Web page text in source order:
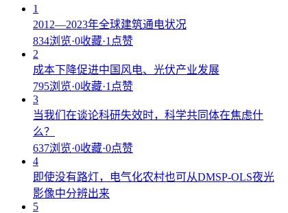
1
2012—2023年全球建筑通电状况
834浏览·0收藏·1点赞
2
成本下降促进中国风电、光伏产业发展
795浏览·0收藏·1点赞
3
当我们在谈论科研失效时，科学共同体在焦虑什
么？
637浏览·0收藏·0点赞
4
即使没有路灯，电气化农村也可从DMSP-OLS夜光
影像中分辨出来
5